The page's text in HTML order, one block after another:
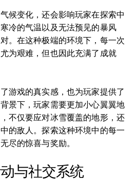
候变化，还会影响玩家在探索中
冷的气温以及无法预见的暴风
。在这种极端的环境下，每一次
为艰难，但也因此充满了成就
游戏的真实感，也为玩家提供了
景下，玩家需要更加小心翼翼地
不仅要应对冰雪覆盖的地形，还
的敌人。探索这种环境中的每一
尽的惊喜与奖励。
与社交系统